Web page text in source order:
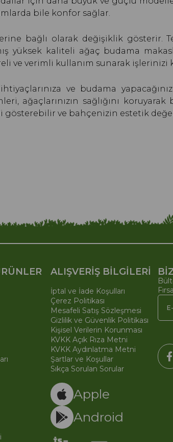
bile konfor sağlar.
bağlı olarak değişiklik gösterir.
kaliteli ağaç budama
ve verimli kullanım sunarak
ve budama
ağaçlarınızın sağlığını
ve bahçenizin estetik
ALIŞVERİŞ BİLGİLERİ
İptal ve İade Koşulları
Çerez Politikası
Mesafeli Satış Sözleşmesi
Gizlilik ve Güvenlik Politikası
Kişisel Verilerin Korunması
KVKK Açık Rıza Metni
KVKK Aydınlatma Metni
Şartlar ve Koşullar
Sıkça Sorulan Sorular
Apple
Android